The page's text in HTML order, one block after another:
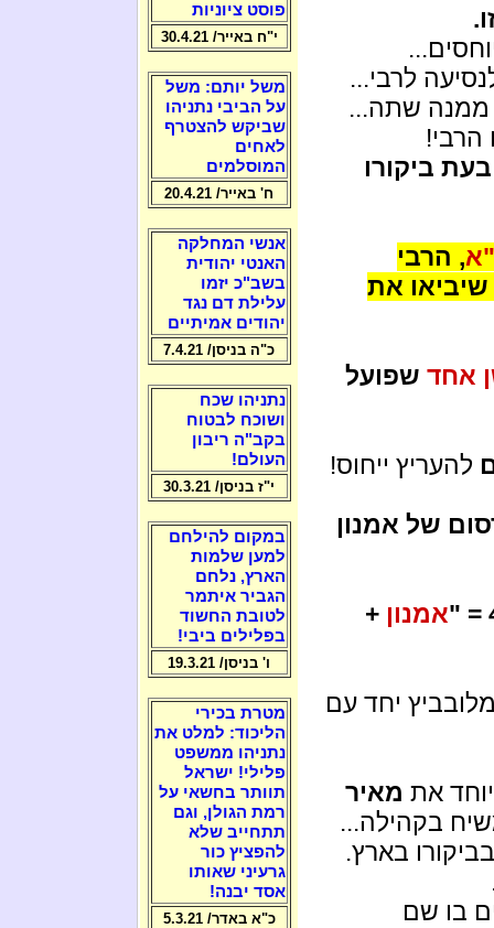
לרבי...
ממנה שתה...
הרבי!
ביקורו
, הרבי
שיביאו את
אחד שפועל
להעריץ ייחוס!
של אמנון
אמנון +
יחד עם
את מאיר
בקהילה...
בארץ.
בו שם
פוסט ציוניות
י"ח באייר/ 30.4.21
משל יותם: משל
על הביבי נתניהו
שביקש להצטרף
לאחים
המוסלמים
ח' באייר/ 20.4.21
אנשי המחלקה
האנטי יהודית
בשב"כ יזמו
עלילת דם נגד
יהודים אמיתיים
כ"ה בניסן/ 7.4.21
נתניהו שכח
ושוכח לבטוח
בקב"ה ריבון
העולם!
י"ז בניסן/ 30.3.21
במקום להילחם
למען שלמות
הארץ, נלחם
הגביר איתמר
לטובת החשוד
בפלילים ביבי!
ו' בניסן/ 19.3.21
מטרת בכירי
הליכוד: למלט את
נתניהו ממשפט
פלילי! ישראל
תוותר בחשאי על
רמת הגולן, וגם
תתחייב שלא
להפציץ כור
גרעיני שאותו
אסד יבנה!
כ"א באדר/ 5.3.21